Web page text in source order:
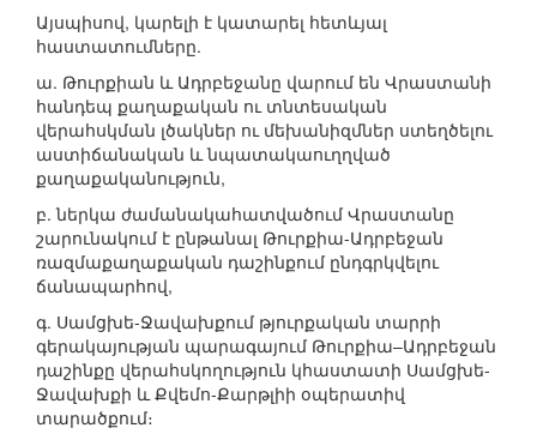
Այսպիսով, կարելի է կատարել հետևյալ
հաստատումները.
ա. Թուրքիան և Ադրբեջանը վարում են Վրաստանի
հանդեպ քաղաքական ու տնտեսական
վերահսկման լծակներ ու մեխանիզմներ ստեղծելու
աստիճանական և նպատակաուղղված
քաղաքականություն,
բ. ներկա ժամանակահատվածում Վրաստանը
շարունակում է ընթանալ Թուրքիա-Ադրբեջան
ռազմաքաղաքական դաշինքում ընդգրկվելու
ճանապարհով,
գ. Սամցխե-Ջավախքում թյուրքական տարրի
գերակայության պարագայում Թուրքիա–Ադրբեջան
դաշինքը վերահսկողություն կհաստատի Սամցխե-
Ջավախքի և Քվեմո-Քարթլիի օպերատիվ
տարածքում։